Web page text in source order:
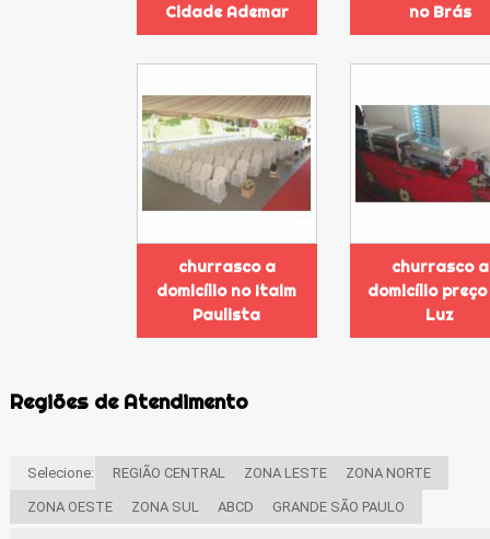
Cidade Ademar
no Brás
churrasco a
domicílio no Itaim
Paulista
churrasco a
domicílio
Luz
Regiões de Atendimento
Selecione: REGIÃO CENTRAL ZONA LESTE ZONA NORTE
ZONA OESTE ZONA SUL ABCD GRANDE SÃO PAULO